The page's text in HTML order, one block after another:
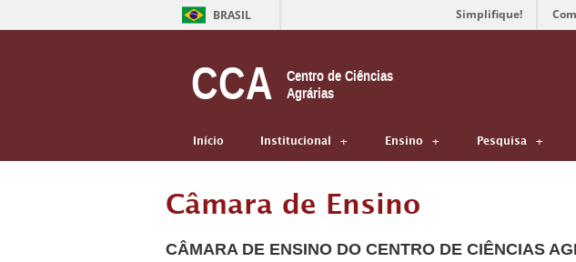
BRASIL Simplifique!
CCA
Centro de Ciências
Agrárias
Início Institucional Ensino Pesquisa
Câmara de Ensino
CÂMARA DE ENSINO DO CENTRO DE CIÊNCIAS